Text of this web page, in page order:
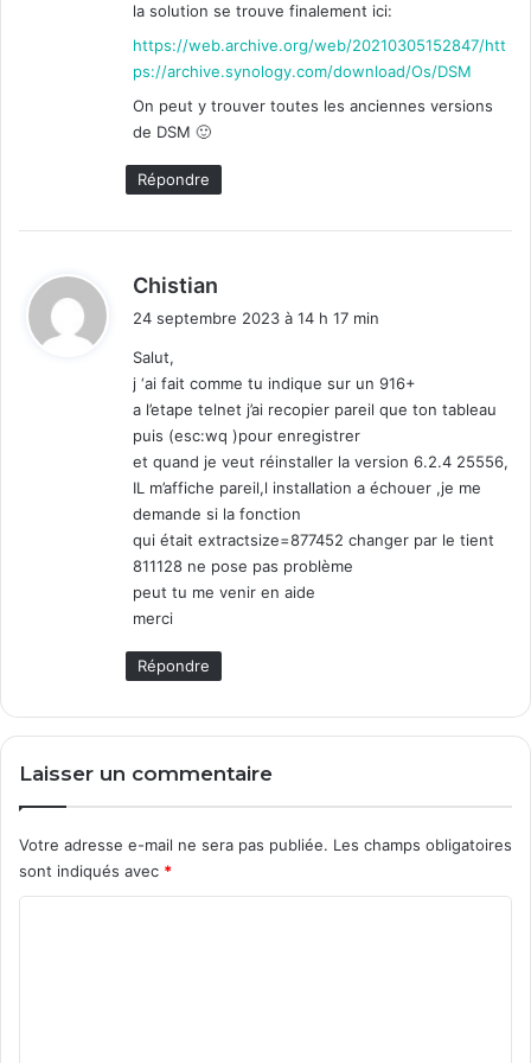
:
la solution se trouve finalement ici:
https://web.archive.org/web/20210305152847/htt
ps://archive.synology.com/download/Os/DSM
On peut y trouver toutes les anciennes versions
de DSM 🙂
Répondre
Chistian
:
24 septembre 2023 à 14 h 17 min
Salut,
j ‘ai fait comme tu indique sur un 916+
a l’etape telnet j’ai recopier pareil que ton tableau
puis (esc:wq )pour enregistrer
et quand je veut réinstaller la version 6.2.4 25556,
IL m’affiche pareil,l installation a échouer ,je me
demande si la fonction
qui était extractsize=877452 changer par le tient
811128 ne pose pas problème
peut tu me venir en aide
merci
Répondre
Laisser un commentaire
Votre adresse e-mail ne sera pas publiée. Les champs obligatoires
sont indiqués avec *